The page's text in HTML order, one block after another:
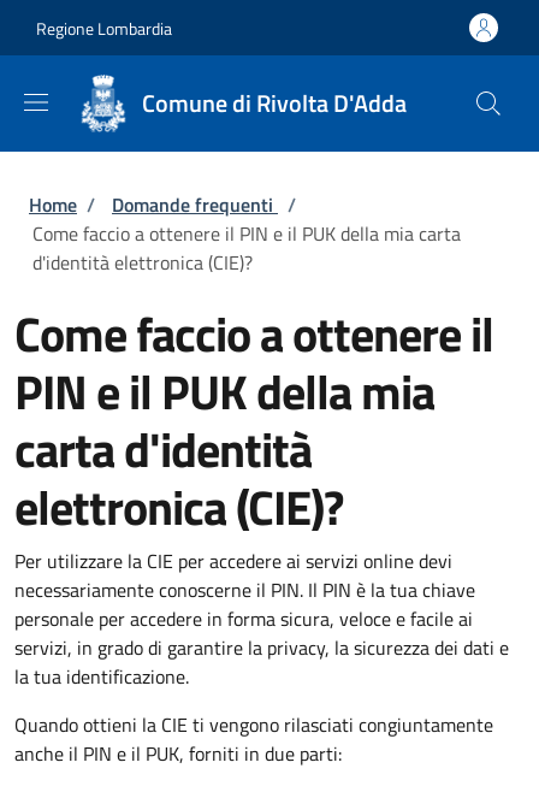
Regione Lombardia
Comune di Rivolta D'Adda
Briciole di pane
Home / Domande frequenti /
Come faccio a ottenere il PIN e il PUK della mia carta
d'identità elettronica (CIE)?
Come faccio a ottenere il
PIN e il PUK della mia
carta d'identità
elettronica (CIE)?
Per utilizzare la CIE per accedere ai servizi online devi
necessariamente conoscerne il PIN. Il PIN è la tua chiave
personale per accedere in forma sicura, veloce e facile ai
servizi, in grado di garantire la privacy, la sicurezza dei dati e
la tua identificazione.
Quando ottieni la CIE ti vengono rilasciati congiuntamente
anche il PIN e il PUK, forniti in due parti: